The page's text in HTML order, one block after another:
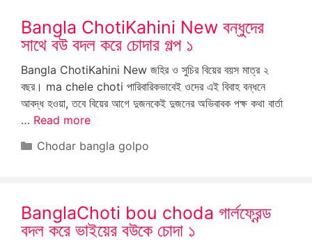
Bangla ChotiKahini New বন্ধুদের
সাথে বউ বদল করে চোদার গল্প ১
Bangla ChotiKahini New জহির ও সুচির বিয়ের বয়স মাত্র ২
বছর। ma chele choti পারিবারিকভাবেই ওদের এই বিবাহ বন্ধনে
আবদ্ধ হওয়া, তবে বিয়ের আগে দুজনকেই দুজনের অভিবাবক পক্ষ কথা বার্তা
… Read more
Categories
Chodar bangla golpo
BanglaChoti bou choda গার্লফ্রেন্ড
বদল করে ভাইয়ের বউকে চোদা ১